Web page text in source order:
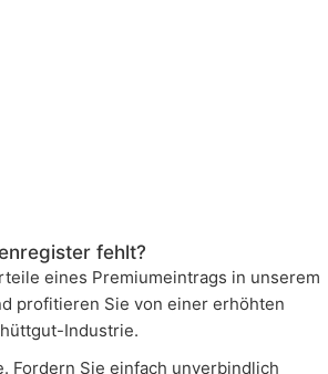
fehlt?
eines Premiumeintrags in unserem
profitieren Sie von einer erhöhten
Industrie.
Fordern Sie einfach unverbindlich